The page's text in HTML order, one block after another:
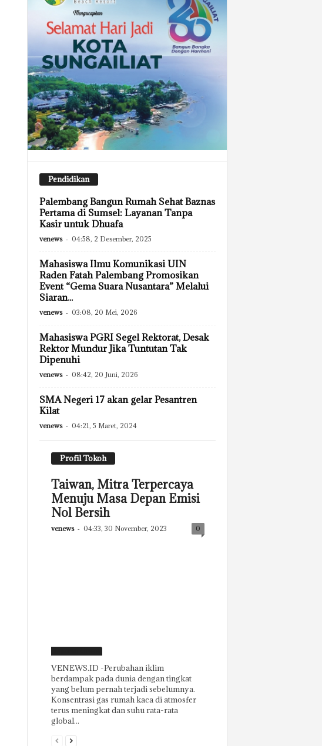
Pendidikan
Palembang Bangun Rumah Sehat Baznas
Pertama di Sumsel: Layanan Tanpa
Kasir untuk Dhuafa
venews - 04:58, 2 Desember, 2025
Mahasiswa Ilmu Komunikasi UIN
Raden Fatah Palembang Promosikan
Event “Gema Suara Nusantara” Melalui
Siaran...
venews - 03:08, 20 Mei, 2026
Mahasiswa PGRI Segel Rektorat, Desak
Rektor Mundur Jika Tuntutan Tak
Dipenuhi
venews - 08:42, 20 Juni, 2026
SMA Negeri 17 akan gelar Pesantren
Kilat
venews - 04:21, 5 Maret, 2024
Profil Tokoh
Taiwan, Mitra Terpercaya
Menuju Masa Depan Emisi
Nol Bersih
venews - 04:33, 30 November, 2023 0
VENEWS.ID -Perubahan iklim
berdampak pada dunia dengan tingkat
yang belum pernah terjadi sebelumnya.
Konsentrasi gas rumah kaca di atmosfer
terus meningkat dan suhu rata-rata
global...